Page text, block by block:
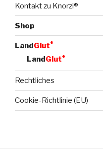
Kontakt zu Knorzi®
Shop
LandGlut®
Land Glut®
Rechtliches
Cookie-Richtlinie (EU)